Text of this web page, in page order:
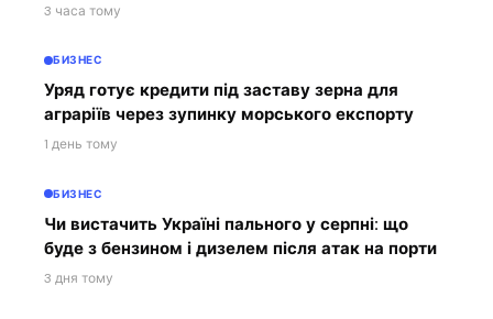
3 часа тому
БИЗНЕС
Уряд готує кредити під заставу зерна для
аграріїв через зупинку морського експорту
1 день тому
БИЗНЕС
Чи вистачить Україні пального у серпні: що
буде з бензином і дизелем після атак на порти
3 дня тому